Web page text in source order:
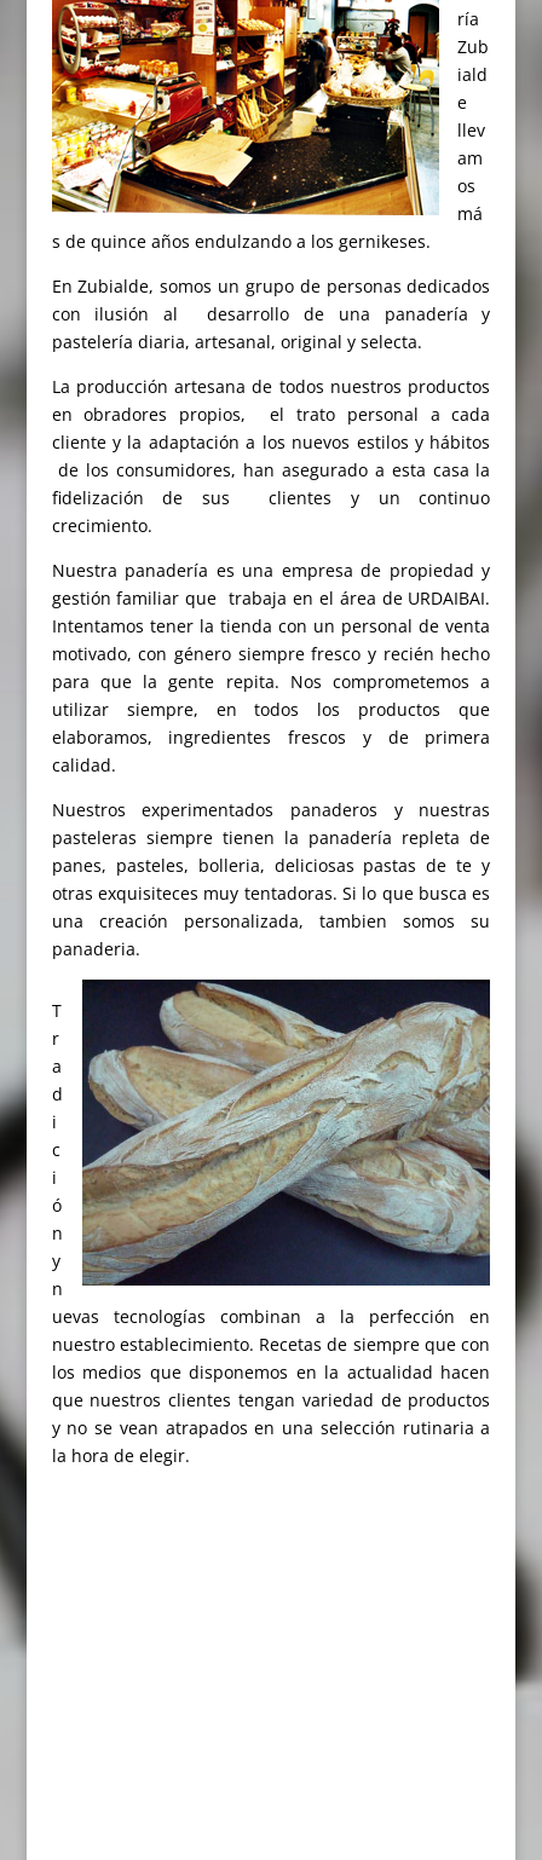
ría
Zub
iald
e
llev
am
os
má
s de quince años endulzando a los gernikeses.
En Zubialde, somos un grupo de personas dedicados
con ilusión al desarrollo de una panadería y
pastelería diaria, artesanal, original y selecta.
La producción artesana de todos nuestros productos
en obradores propios, el trato personal a cada
cliente y la adaptación a los nuevos estilos y hábitos
de los consumidores, han asegurado a esta casa la
fidelización de sus clientes y un continuo
crecimiento.
Nuestra panadería es una empresa de propiedad y
gestión familiar que trabaja en el área de URDAIBAI.
Intentamos tener la tienda con un personal de venta
motivado, con género siempre fresco y recién hecho
para que la gente repita. Nos comprometemos a
utilizar siempre, en todos los productos que
elaboramos, ingredientes frescos y de primera
calidad.
Nuestros experimentados panaderos y nuestras
pasteleras siempre tienen la panadería repleta de
panes, pasteles, bolleria, deliciosas pastas de te y
otras exquisiteces muy tentadoras. Si lo que busca es
una creación personalizada, tambien somos su
panaderia.
T
r
a
d
i
c
i
ó
n
y
n
uevas tecnologías combinan a la perfección en
nuestro establecimiento. Recetas de siempre que con
los medios que disponemos en la actualidad hacen
que nuestros clientes tengan variedad de productos
y no se vean atrapados en una selección rutinaria a
la hora de elegir.